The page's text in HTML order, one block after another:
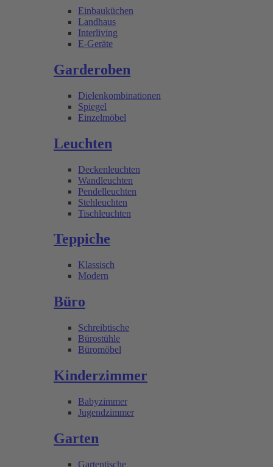
Einbauküchen
Landhaus
Interliving
E-Geräte
Garderoben
Dielenkombinationen
Spiegel
Einzelmöbel
Leuchten
Deckenleuchten
Wandleuchten
Pendelleuchten
Stehleuchten
Tischleuchten
Teppiche
Klassisch
Modern
Büro
Schreibtische
Bürostühle
Büromöbel
Kinderzimmer
Babyzimmer
Jugendzimmer
Garten
Gartentische